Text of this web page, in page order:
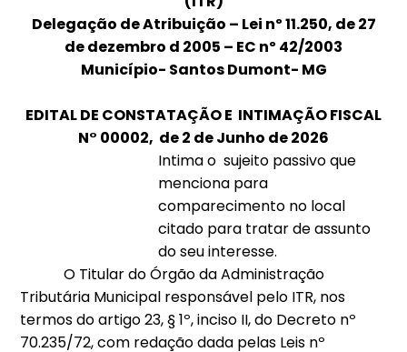
Delegação de Atribuição – Lei nº 11.250, de 27
de dezembro d 2005 – EC nº 42/2003
Município- Santos Dumont- MG
EDITAL DE CONSTATAÇÃO E INTIMAÇÃO FISCAL
N° 00002, de 2 de Junho de 2026
Intima o sujeito passivo que
menciona para
comparecimento no local
citado para tratar de assunto
do seu interesse.
O Titular do Órgão da Administração
Tributária Municipal responsável pelo ITR, nos
termos do artigo 23, § 1º, inciso II, do Decreto nº
70.235/72, com redação dada pelas Leis nº